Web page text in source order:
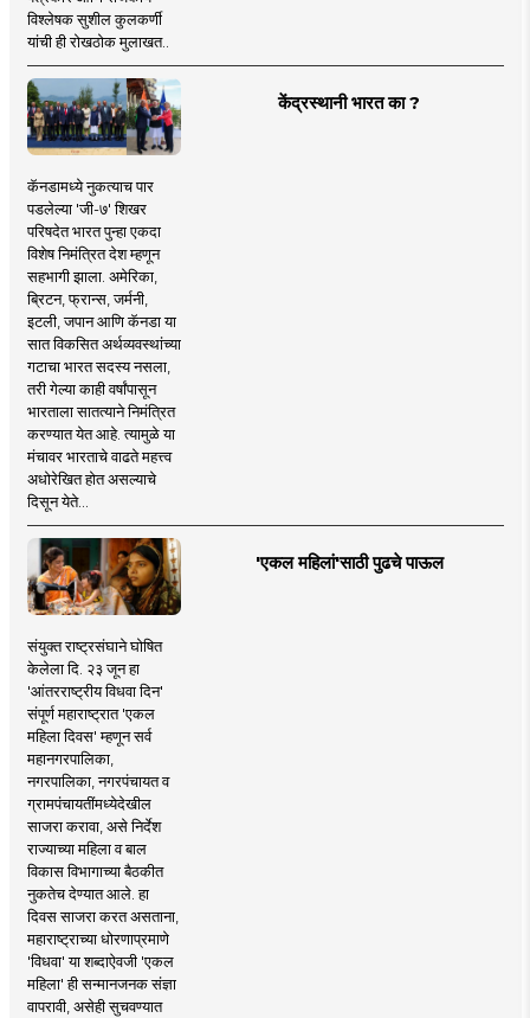
विश्लेषक सुशील कुलकर्णी
यांची ही रोखठोक मुलाखत..
केंद्रस्थानी भारत का ?
कॅनडामध्ये नुकत्याच पार
पडलेल्या 'जी-७' शिखर
परिषदेत भारत पुन्हा एकदा
विशेष निमंत्रित देश म्हणून
सहभागी झाला. अमेरिका,
ब्रिटन, फ्रान्स, जर्मनी,
इटली, जपान आणि कॅनडा या
सात विकसित अर्थव्यवस्थांच्या
गटाचा भारत सदस्य नसला,
तरी गेल्या काही वर्षांपासून
भारताला सातत्याने निमंत्रित
करण्यात येत आहे. त्यामुळे या
मंचावर भारताचे वाढते महत्त्व
अधोरेखित होत असल्याचे
दिसून येते...
'एकल महिलां'साठी पुढचे पाऊल
संयुक्त राष्ट्रसंघाने घोषित
केलेला दि. २३ जून हा
'आंतरराष्ट्रीय विधवा दिन'
संपूर्ण महाराष्ट्रात 'एकल
महिला दिवस' म्हणून सर्व
महानगरपालिका,
नगरपालिका, नगरपंचायत व
ग्रामपंचायतींमध्येदेखील
साजरा करावा, असे निर्देश
राज्याच्या महिला व बाल
विकास विभागाच्या बैठकीत
नुकतेच देण्यात आले. हा
दिवस साजरा करत असताना,
महाराष्ट्राच्या धोरणाप्रमाणे
'विधवा' या शब्दाऐवजी 'एकल
महिला' ही सन्मानजनक संज्ञा
वापरावी, असेही सुचवण्यात